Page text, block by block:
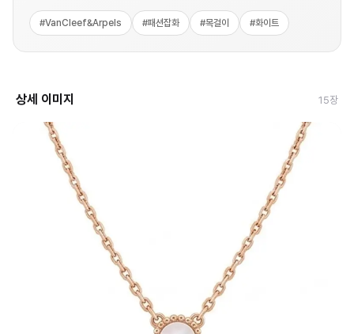
#VanCleef&Arpels #패션잡화 #목걸이 #화이트
상세 이미지 15장